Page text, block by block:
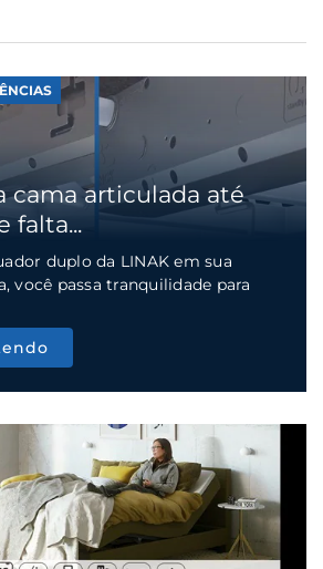
cama articulada até
falta...
duplo da LINAK em sua
você passa tranquilidade para